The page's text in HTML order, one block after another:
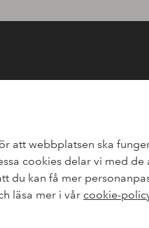
att webbplatsen ska
cookies delar vi med
du kan få mer
läsa mer i vår cookie-
Betalsätt Leverans
Övrigt